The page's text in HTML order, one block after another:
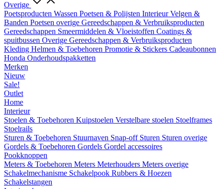
Overige
Poetsproducten Wassen Poetsen & Polijsten InterieurVelgen &
Banden Poetsen overige Gereedschappen & Verbruiksproducten
Gereedschappen Smeermiddelen & Vloeistoffen Coatings &
spuitbussen Overige Gereedschappen & Verbruiksproducten
Kleding Helmen & Toebehoren Promotie & Stickers Cadeaubonnen
Honda Onderhoudspakketten
Merken
Nieuw
Sale!
Outlet
Home
Interieur
Stoelen & Toebehoren Kuipstoelen Verstelbare stoelen Stoelframes
Stoelrails
Sturen & Toebehoren Stuurnaven Snap-off Sturen Sturen overige
Gordels & Toebehoren Gordels Gordel accessoires
Pookknoppen
Meters & Toebehoren Meters Meterhouders Meters overige
Schakelmechanisme Schakelpook Rubbers & Hoezen
Schakelstangen